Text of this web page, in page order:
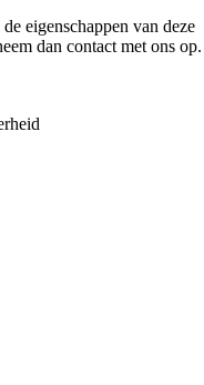
eigenschappen van deze
dan contact met ons op.